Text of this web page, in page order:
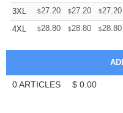
3XL
$27.20 $27.20 $27.20
4XL
$28.80 $28.80 $28.80
0ARTICLES $ 0.00